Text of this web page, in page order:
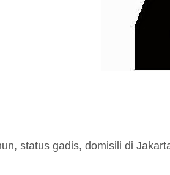
status gadis, domisili di